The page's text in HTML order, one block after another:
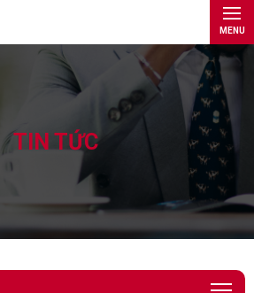
MENU
TIN TỨC